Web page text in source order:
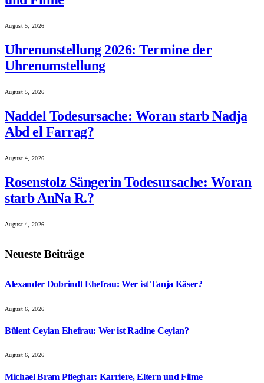
August 5, 2026
Uhrenunstellung 2026: Termine der
Uhrenumstellung
August 5, 2026
Naddel Todesursache: Woran starb Nadja
Abd el Farrag?
August 4, 2026
Rosenstolz Sängerin Todesursache: Woran
starb AnNa R.?
August 4, 2026
Neueste Beiträge
Alexander Dobrindt Ehefrau: Wer ist Tanja Käser?
August 6, 2026
Bülent Ceylan Ehefrau: Wer ist Radine Ceylan?
August 6, 2026
Michael Bram Pfleghar: Karriere, Eltern und Filme